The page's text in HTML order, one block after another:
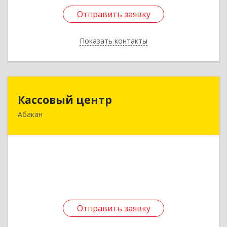
Отправить заявку
Показать контакты
Отправить заявку
Назад
Кассовый центр
Абакан
Отправить заявку
655017, Хакасия Респ, Абакан г, Промышленная
Отправить заявку